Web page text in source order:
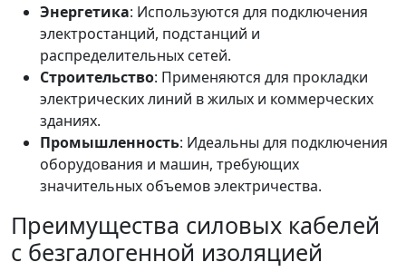
Энергетика: Используются для подключения
электростанций, подстанций и
распределительных сетей.
Строительство: Применяются для прокладки
электрических линий в жилых и коммерческих
зданиях.
Промышленность: Идеальны для подключения
оборудования и машин, требующих
значительных объемов электричества.
Преимущества силовых кабелей
с безгалогенной изоляцией